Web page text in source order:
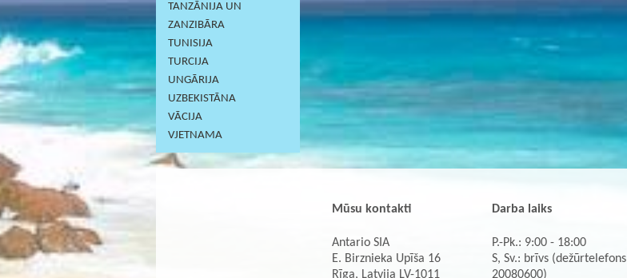
TANZĀNIJA UN
ZANZIBĀRA
TUNISIJA
TURCIJA
UNGĀRIJA
UZBEKISTĀNA
VĀCIJA
VJETNAMA
Mūsu kontakti
Antario SIA
E. Birznieka Upīša 16
Rīga, Latvija LV-1011
Darba laiks
P.-Pk.: 9:00 - 18:00
S, Sv.: brīvs (dežūrtelefons
20080600)